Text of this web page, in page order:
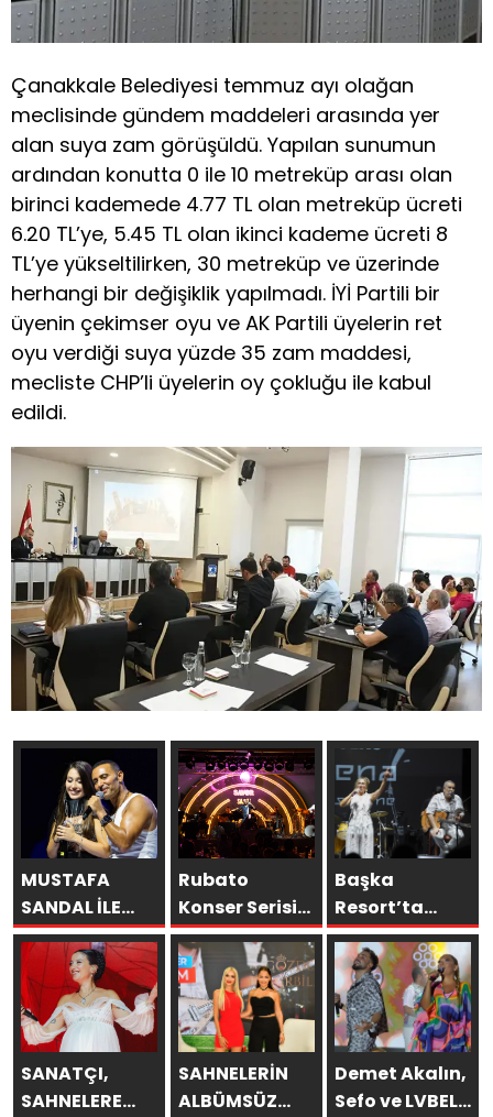
Çanakkale Belediyesi temmuz ayı olağan
meclisinde gündem maddeleri arasında yer
alan suya zam görüşüldü. Yapılan sunumun
ardından konutta 0 ile 10 metreküp arası olan
birinci kademede 4.77 TL olan metreküp ücreti
6.20 TL’ye, 5.45 TL olan ikinci kademe ücreti 8
TL’ye yükseltilirken, 30 metreküp ve üzerinde
herhangi bir değişiklik yapılmadı. İYİ Partili bir
üyenin çekimser oyu ve AK Partili üyelerin ret
oyu verdiği suya yüzde 35 zam maddesi,
mecliste CHP’li üyelerin oy çokluğu ile kabul
edildi.
MUSTAFA
SANDAL İLE
AYNI SAHNEDE
PARLADI:
AFRA’YA
HARBİYE’DE
BÜYÜK ALKIŞ
Rubato
Konser Serisi
Müzikseverlerle
Buluşmaya
Devam Ediyor
Başka
Resort’ta
Unutulmaz
Gece Özülkü
Çifti
Bodrum’u
Büyüledi
SANATÇI,
SAHNELERE
SAHNELERİN
ALBÜMSÜZ
Demet Akalın,
Sefo ve LVBEL